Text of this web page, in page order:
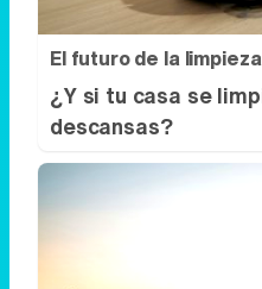
El futuro de la limpieza
¿Y si tu casa se
descansas?